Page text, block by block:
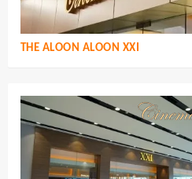
THE ALOON ALOON XXI